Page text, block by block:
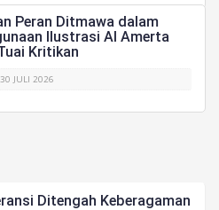
Peran Ditmawa dalam
Ilustrasi AI Amerta
Kritikan
JULI 2026
Ditengah Keberagaman